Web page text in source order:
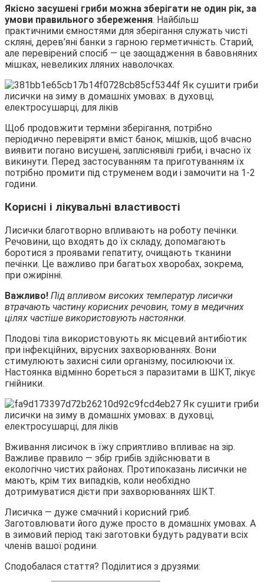
Якісно засушені гриби можна зберігати не один рік, за
умови правильного збереження. Найбільш
практичними ємностями для зберігання служать чисті
скляні, дерев’яні банки з гарною герметичність. Старий,
але перевірений спосіб — це заощадження в бавовняних
мішках, невеликих лляних наволочках.
Щоб продовжити терміни зберігання, потрібно
періодично перевіряти вміст банок, мішків, щоб вчасно
виявити погано висушені, запліснявілі гриби, і вчасно їх
викинути. Перед застосуванням та приготуванням їх
потрібно промити під струменем води і замочити на 1-2
години.
Корисні і лікувальні властивості
Лисички благотворно впливають на роботу печінки.
Речовини, що входять до їх складу, допомагають
боротися з проявами гепатиту, очищають тканини
печінки. Це важливо при багатьох хворобах, зокрема,
при ожирінні.
Важливо! Під впливом високих температур лисички
втрачають частину корисних речовин, тому в медичних
цілях частіше використовують настоянки.
Плодові тіла використовують як місцевий антибіотик
при інфекційних, вірусних захворюваннях. Вони
стимулюють захисні сили організму, посилюючи їх.
Настоянка відмінно бореться з паразитами в ШКТ, лікує
гнійники.
Вживання лисичок в їжу сприятливо впливає на зір.
Важливе правило — збір грибів здійснювати в
екологічно чистих районах. Протипоказань лисички не
мають, крім тих випадків, коли необхідно
дотримуватися дієти при захворюваннях ШКТ.
Лисичка — дуже смачний і корисний гриб.
Заготовлювати його дуже просто в домашніх умовах. А
в зимовий період такі заготовки будуть радувати всіх
членів вашої родини.
Сподобалася стаття? Поділитися з друзями: